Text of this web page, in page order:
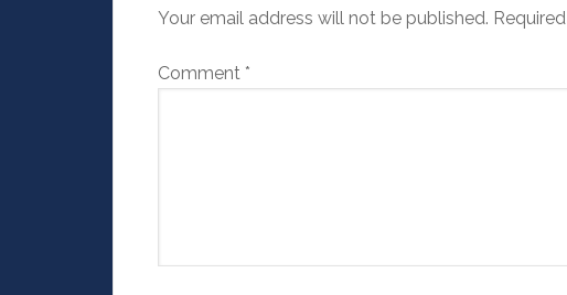
Your email address will not be published.
Comment *